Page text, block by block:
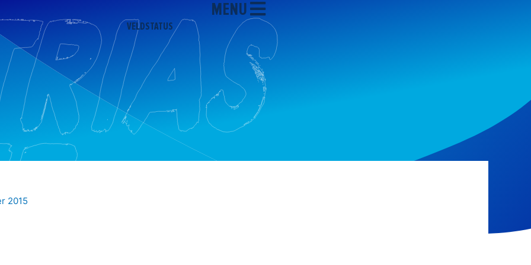
VELDSTATUS
MENU
2015